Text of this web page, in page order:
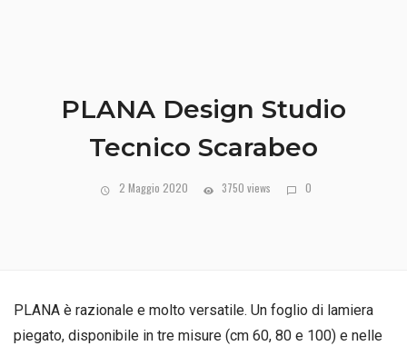
PLANA Design Studio
Tecnico Scarabeo
2 Maggio 2020 3750 views 0
PLANA è razionale e molto versatile. Un foglio di lamiera
piegato, disponibile in tre misure (cm 60, 80 e 100) e nelle